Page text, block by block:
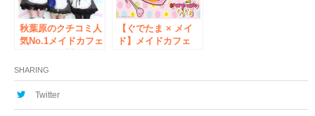
秋葉原のクチコミ人
気No.1メイドカフェ
の2号店が7月20日に
NEWオープン！猫
をテーマにした外国
【ぐでたま × メイ
ド】メイドカフェ
キャラクター『ぐで
SHARING
Twitter